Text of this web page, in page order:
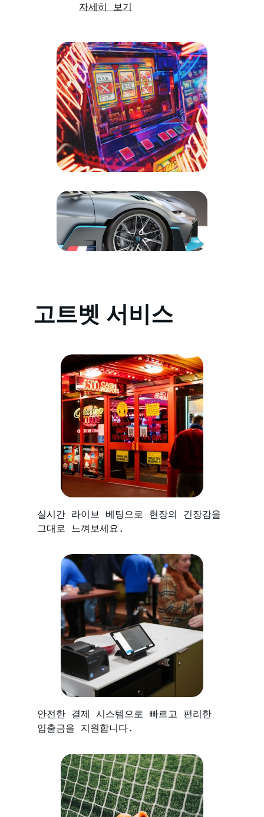
자세히 보기
고트벳 서비스
실시간 라이브 베팅으로 현장의 긴장감을
그대로 느껴보세요.
안전한 결제 시스템으로 빠르고 편리한
입출금을 지원합니다.